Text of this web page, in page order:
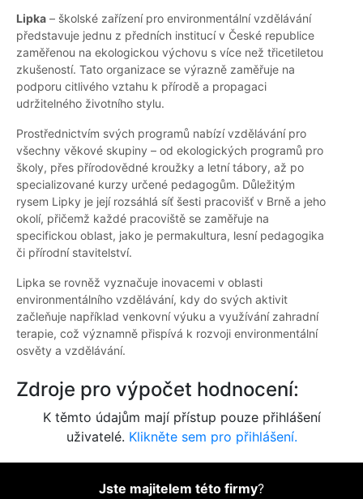
Lipka – školské zařízení pro environmentální vzdělávání
představuje jednu z předních institucí v České republice
zaměřenou na ekologickou výchovu s více než třicetiletou
zkušeností. Tato organizace se výrazně zaměřuje na
podporu citlivého vztahu k přírodě a propagaci
udržitelného životního stylu.
Prostřednictvím svých programů nabízí vzdělávání pro
všechny věkové skupiny – od ekologických programů pro
školy, přes přírodovědné kroužky a letní tábory, až po
specializované kurzy určené pedagogům. Důležitým
rysem Lipky je její rozsáhlá síť šesti pracovišť v Brně a jeho
okolí, přičemž každé pracoviště se zaměřuje na
specifickou oblast, jako je permakultura, lesní pedagogika
či přírodní stavitelství.
Lipka se rovněž vyznačuje inovacemi v oblasti
environmentálního vzdělávání, kdy do svých aktivit
začleňuje například venkovní výuku a využívání zahradní
terapie, což významně přispívá k rozvoji environmentální
osvěty a vzdělávání.
Zdroje pro výpočet hodnocení:
K těmto údajům mají přístup pouze přihlášení
uživatelé. Klikněte sem pro přihlášení.
Jste majitelem této firmy?